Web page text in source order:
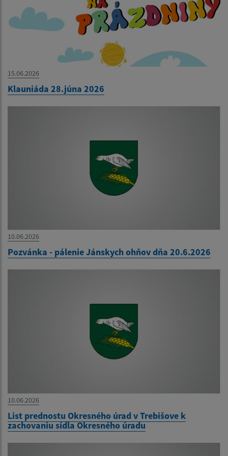
15.06.2026
Klauniáda 28.júna 2026
10.06.2026
Pozvánka - pálenie Jánskych ohňov dňa 20.6.2026
10.06.2026
List prednostu Okresného úrad v Trebišove k
zachovaniu sídla Okresného úradu